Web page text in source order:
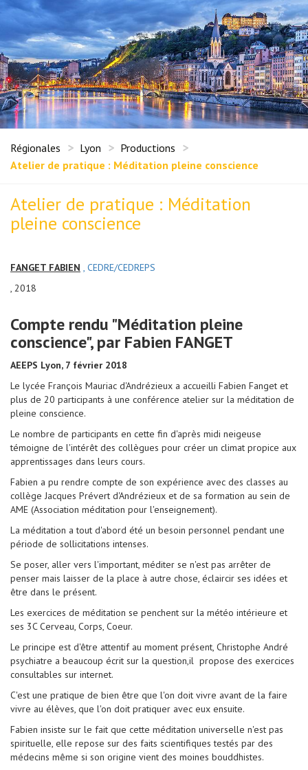
Régionales Lyon
Productions
Atelier de pratique : Méditation pleine conscience
Atelier de pratique : Méditation
pleine conscience
FANGET FABIEN , CEDRE/CEDREPS
, 2018
Compte rendu "Méditation pleine
conscience", par Fabien FANGET
AEEPS Lyon, 7 février 2018
Le lycée François Mauriac d'Andrézieux a accueilli Fabien Fanget et
plus de 20 participants à une conférence atelier sur la méditation de
pleine conscience.
Le nombre de participants en cette fin d'après midi neigeuse
témoigne de l'intérêt des collègues pour créer un climat propice aux
apprentissages dans leurs cours.
Fabien a pu rendre compte de son expérience avec des classes au
collège Jacques Prévert d'Andrézieux et de sa formation au sein de
AME (Association méditation pour l'enseignement).
La méditation a tout d'abord été un besoin personnel pendant une
période de sollicitations intenses.
Se poser, aller vers l'important, méditer se n'est pas arrêter de
penser mais laisser de la place à autre chose, éclaircir ses idées et
être dans le présent.
Les exercices de méditation se penchent sur la météo intérieure et
ses 3C Cerveau, Corps, Coeur.
Le principe est d'être attentif au moment présent, Christophe André
psychiatre a beaucoup écrit sur la question,il propose des exercices
consultables sur internet.
C'est une pratique de bien être que l'on doit vivre avant de la faire
vivre au élèves, que l'on doit pratiquer avec eux ensuite.
Fabien insiste sur le fait que cette méditation universelle n'est pas
spirituelle, elle repose sur des faits scientifiques testés par des
médecins même si son origine vient des moines bouddhistes.